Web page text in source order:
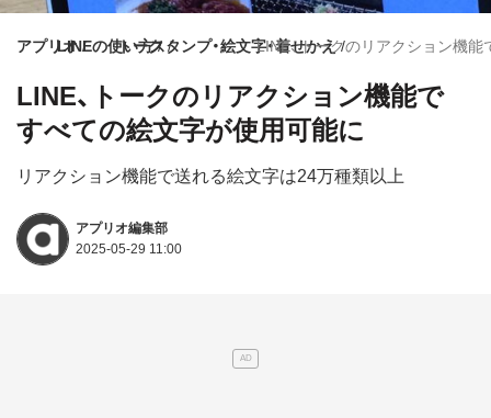
アプリオLINEの使い方
トークスタンプ・絵文字・着せかえLINE、トークのリアクション機
LINE、トークのリアクション機能で
すべての絵文字が使用可能に
リアクション機能で送れる絵文字は24万種類以上
アプリオ編集部
2025-05-29 11:00